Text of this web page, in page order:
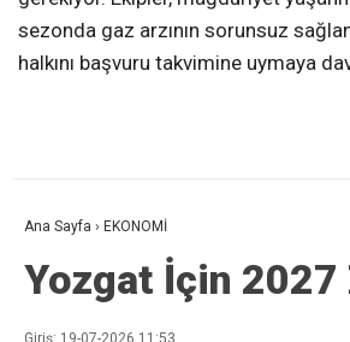
sezonda gaz arzının sorunsuz
halkını başvuru takvimine uymaya
Ana Sayfa › EKONOMİ
Yozgat İçin
Giriş: 19-07-2026 11:53